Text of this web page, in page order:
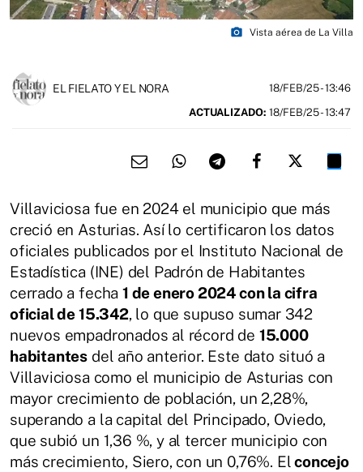
photo_camera Vista aérea de La Villa
EL FIELATO Y EL NORA 18/FEB/25- 13:46
ACTUALIZADO: 18/FEB/25 - 13:47
Villaviciosa fue en 2024 el municipio que más
creció en Asturias. Así lo certificaron los datos
oficiales publicados por el Instituto Nacional de
Estadística (INE) del Padrón de Habitantes
cerrado a fecha 1 de enero 2024 con la cifra
oficial de 15.342, lo que supuso sumar 342
nuevos empadronados al récord de 15.000
habitantes del año anterior. Este dato situó a
Villaviciosa como el municipio de Asturias con
mayor crecimiento de población, un 2,28%,
superando a la capital del Principado, Oviedo,
que subió un 1,36 %, y al tercer municipio con
más crecimiento, Siero, con un 0,76%. El concejo